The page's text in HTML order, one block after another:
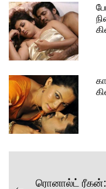
Postரொனால்ட் ரீகன்: